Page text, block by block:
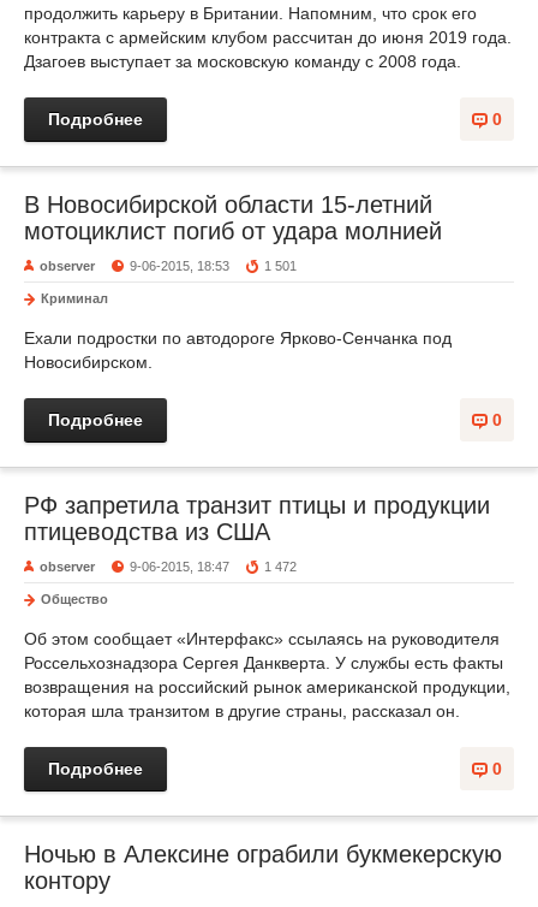
продолжить карьеру в Британии. Напомним, что срок его
контракта с армейским клубом рассчитан до июня 2019 года.
Дзагоев выступает за московскую команду с 2008 года.
0
Подробнее
В Новосибирской области 15-летний
мотоциклист погиб от удара молнией
observer 9-06-2015, 18:53 1 501
Криминал
Ехали подростки по автодороге Ярково-Сенчанка под
Новосибирском.
0
Подробнее
РФ запретила транзит птицы и продукции
птицеводства из США
observer 9-06-2015, 18:47 1 472
Общество
Об этом сообщает «Интерфакс» ссылаясь на руководителя
Россельхознадзора Сергея Данкверта. У службы есть факты
возвращения на российский рынок американской продукции,
которая шла транзитом в другие страны, рассказал он.
0
Подробнее
Ночью в Алексине ограбили букмекерскую
контору